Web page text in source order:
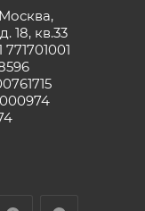
18, кв.33